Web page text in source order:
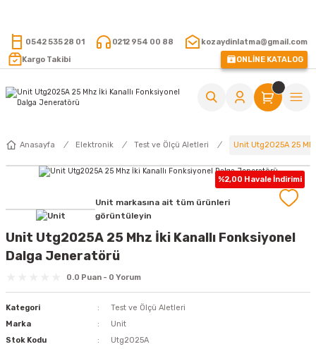
0542 535 28 01 0212 954 00 88
kozaydinlatma@gmail.com
Kargo Takibi
ONLİNE KATALOG
Anasayfa Elektronik Test ve Ölçü Aletleri Unit Utg2025A 25
%2,00 Havale İndirimi
Unit markasına ait tüm ürünleri
görüntüleyin
Unit Utg2025A 25 Mhz İki Kanallı Fonksiyonel
Dalga Jeneratörü
0.0 Puan - 0 Yorum
Kategori
Test ve Ölçü Aletleri
Marka
Unit
Stok Kodu
Utg2025A